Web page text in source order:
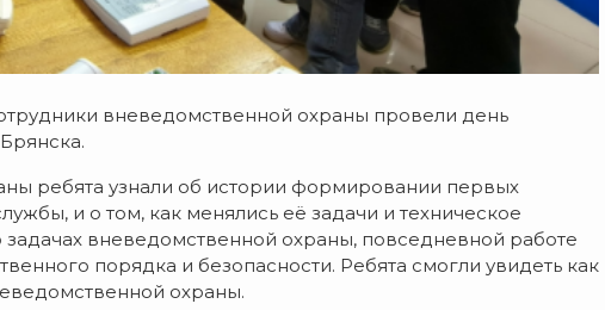
вневедомственной охраны провели день
ребята узнали об истории формировании первых
и о том, как менялись её задачи и техническое
вневедомственной охраны, повседневной работе
порядка и безопасности. Ребята смогли увидеть как
охраны.